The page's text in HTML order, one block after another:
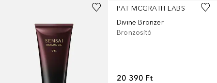
PAT MCGRATH LABS
Divine Bronzer
Bronzosító
20 390 Ft